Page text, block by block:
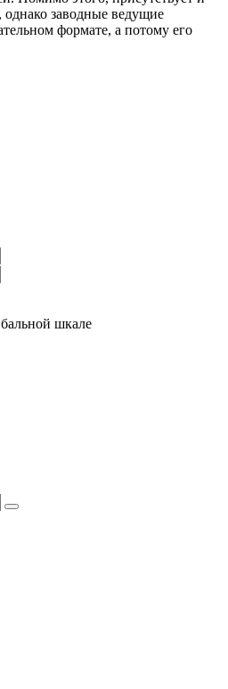
заводные ведущие
формате, а потому его
шкале